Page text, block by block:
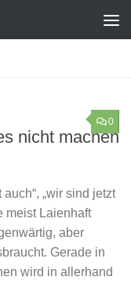
0
nicht machen
„wir sind jetzt
meist Laienhaft
aber
Gerade in
wird in allerhand